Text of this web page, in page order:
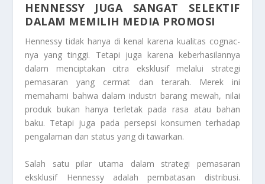
HENNESSY JUGA SANGAT SELEKTIF
DALAM MEMILIH MEDIA PROMOSI
Hennessy tidak hanya di kenal karena kualitas cognac-
nya yang tinggi. Tetapi juga karena keberhasilannya
dalam menciptakan citra eksklusif melalui strategi
pemasaran yang cermat dan terarah. Merek ini
memahami bahwa dalam industri barang mewah, nilai
produk bukan hanya terletak pada rasa atau bahan
baku. Tetapi juga pada persepsi konsumen terhadap
pengalaman dan status yang di tawarkan.
Salah satu pilar utama dalam strategi pemasaran
eksklusif Hennessy adalah pembatasan distribusi.